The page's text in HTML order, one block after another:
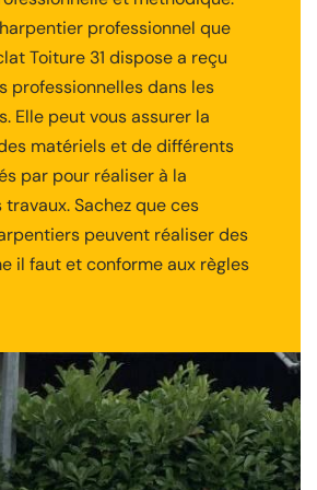
professionnel que
Toiture 31 dispose a reçu
professionnelles dans les
Elle peut vous assurer la
matériels et de différents
par pour réaliser à la
Sachez que ces
peuvent réaliser des
il faut et conforme aux règles